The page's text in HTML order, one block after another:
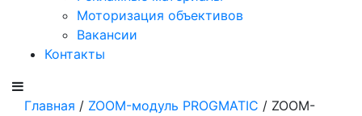
Моторизация объективов
Вакансии
Контакты
Главная / ZOOM-модуль PROGMATIC / ZOOM-